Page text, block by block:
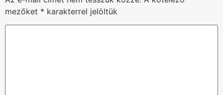
mezőket * karakterrel jelöltük